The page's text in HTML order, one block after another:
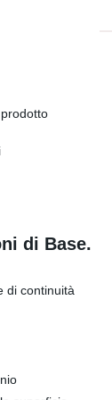
di Base.
di continuità